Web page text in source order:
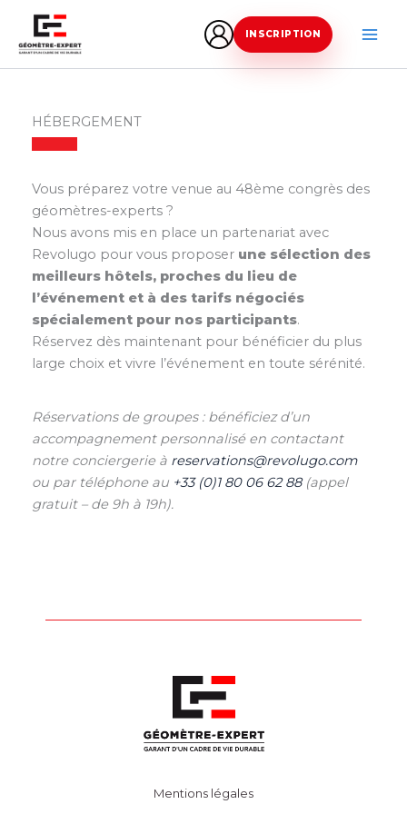
contenu
INSCRIPTION
HÉBERGEMENT
Vous préparez votre venue au 48ème congrès des
géomètres-experts ?
Nous avons mis en place un partenariat avec
Revolugo pour vous proposer une sélection des
meilleurs hôtels, proches du lieu de
l’événement et à des tarifs négociés
spécialement pour nos participants.
Réservez dès maintenant pour bénéficier du plus
large choix et vivre l’événement en toute sérénité.
Réservations de groupes : bénéficiez d’un
accompagnement personnalisé en contactant
notre conciergerie à reservations@revolugo.com
ou par téléphone au +33 (0)1 80 06 62 88(appel
gratuit – de 9h à 19h).
Mentions légales